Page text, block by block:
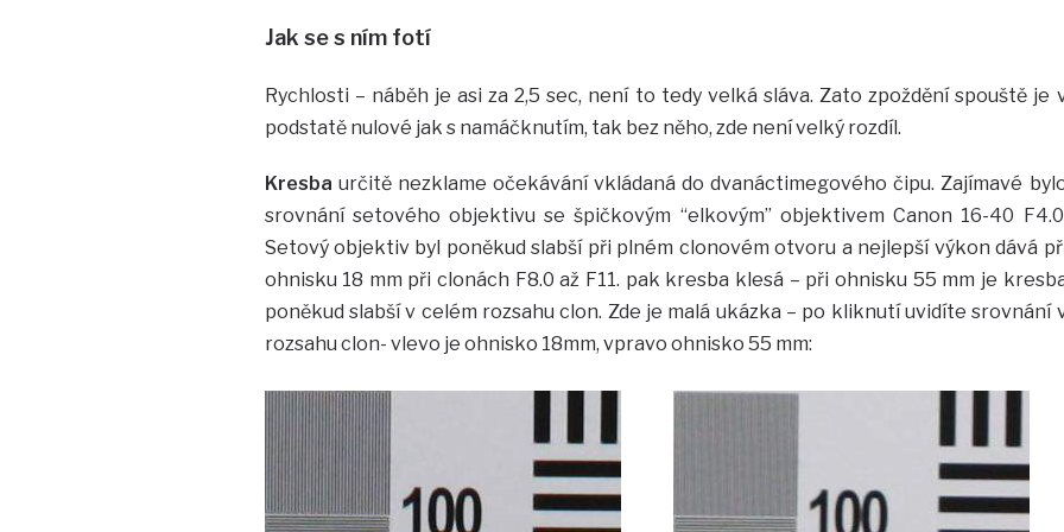
Jak se s ním fotí
Rychlosti – náběh je asi za 2,5 sec, není to tedy velká sláva. Zato zpoždění spouště je
podstatě nulové jak s namáčknutím, tak bez něho, zde není velký rozdíl.
Kresba určitě nezklame očekávání vkládaná do dvanáctimegového čipu. Zajímavé
srovnání setového objektivu se špičkovým “elkovým” objektivem Canon 16-40
Setový objektiv byl poněkud slabší při plném clonovém otvoru a nejlepší výkon dává
ohnisku 18 mm při clonách F8.0 až F11. pak kresba klesá – při ohnisku 55 mm je
poněkud slabší v celém rozsahu clon. Zde je malá ukázka – po kliknutí uvidíte srovnání
rozsahu clon- vlevo je ohnisko 18mm, vpravo ohnisko 55 mm: